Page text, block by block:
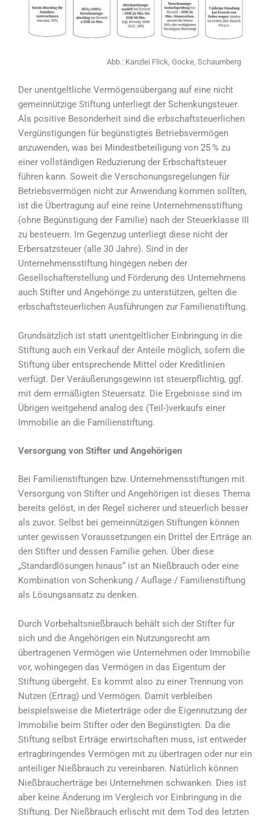
Abb.: Kanzlei Flick, Gocke, Schaumberg
Der unentgeltliche Vermögensübergang auf eine nicht
gemeinnützige Stiftung unterliegt der Schenkungsteuer.
Als positive Besonderheit sind die erbschaftsteuerlichen
Vergünstigungen für begünstigtes Betriebsvermögen
anzuwenden, was bei Mindestbeteiligung von 25 % zu
einer vollständigen Reduzierung der Erbschaftsteuer
führen kann. Soweit die Verschonungsregelungen für
Betriebsvermögen nicht zur Anwendung kommen sollten,
ist die Übertragung auf eine reine Unternehmensstiftung
(ohne Begünstigung der Familie) nach der Steuerklasse III
zu besteuern. Im Gegenzug unterliegt diese nicht der
Erbersatzsteuer (alle 30 Jahre). Sind in der
Unternehmensstiftung hingegen neben der
Gesellschafterstellung und Förderung des Unternehmens
auch Stifter und Angehörige zu unterstützen, gelten die
erbschaftsteuerlichen Ausführungen zur Familienstiftung.
Grundsätzlich ist statt unentgeltlicher Einbringung in die
Stiftung auch ein Verkauf der Anteile möglich, sofern die
Stiftung über entsprechende Mittel oder Kreditlinien
verfügt. Der Veräußerungsgewinn ist steuerpflichtig, ggf.
mit dem ermäßigten Steuersatz. Die Ergebnisse sind im
Übrigen weitgehend analog des (Teil-)verkaufs einer
Immobilie an die Familienstiftung.
Versorgung von Stifter und Angehörigen
Bei Familienstiftungen bzw. Unternehmensstiftungen mit
Versorgung von Stifter und Angehörigen ist dieses Thema
bereits gelöst, in der Regel sicherer und steuerlich besser
als zuvor. Selbst bei gemeinnützigen Stiftungen können
unter gewissen Voraussetzungen ein Drittel der Erträge an
den Stifter und dessen Familie gehen. Über diese
„Standardlösungen hinaus“ ist an Nießbrauch oder eine
Kombination von Schenkung / Auflage / Familienstiftung
als Lösungsansatz zu denken.
Durch Vorbehaltsnießbrauch behält sich der Stifter für
sich und die Angehörigen ein Nutzungsrecht am
übertragenen Vermögen wie Unternehmen oder Immobilie
vor, wohingegen das Vermögen in das Eigentum der
Stiftung übergeht. Es kommt also zu einer Trennung von
Nutzen (Ertrag) und Vermögen. Damit verbleiben
beispielsweise die Mieterträge oder die Eigennutzung der
Immobilie beim Stifter oder den Begünstigten. Da die
Stiftung selbst Erträge erwirtschaften muss, ist entweder
ertragbringendes Vermögen mit zu übertragen oder nur ein
anteiliger Nießbrauch zu vereinbaren. Natürlich können
Nießbraucherträge bei Unternehmen schwanken. Dies ist
aber keine Änderung im Vergleich vor Einbringung in die
Stiftung. Der Nießbrauch erlischt mit dem Tod des letzten